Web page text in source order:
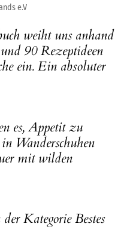
e.V
weiht uns anhand
90 Rezeptideen
ein. Ein absoluter
es, Appetit zu
Wanderschuhen
mit wilden
Kategorie Bestes